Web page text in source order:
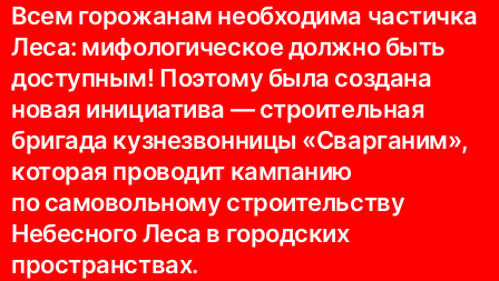
Всем горожанам необходима частичка
Леса: мифологическое должно быть
доступным! Поэтому была создана
новая инициатива — строительная
бригада кузнезвонницы «Сварганим»,
которая проводит кампанию
по самовольному строительству
Небесного Леса в городских
пространствах.